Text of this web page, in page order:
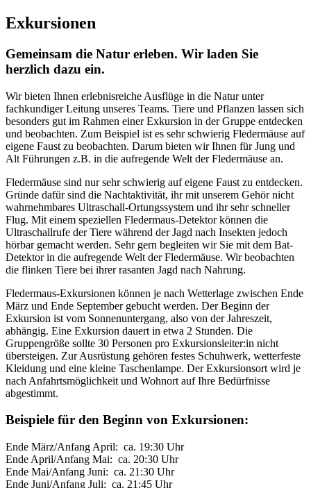
Exkursionen
Gemeinsam die Natur erleben. Wir laden Sie
herzlich dazu ein.
Wir bieten Ihnen erlebnisreiche Ausflüge in die Natur unter
fachkundiger Leitung unseres Teams. Tiere und Pflanzen lassen sich
besonders gut im Rahmen einer Exkursion in der Gruppe entdecken
und beobachten. Zum Beispiel ist es sehr schwierig Fledermäuse auf
eigene Faust zu beobachten. Darum bieten wir Ihnen für Jung und
Alt Führungen z.B. in die aufregende Welt der Fledermäuse an.
Fledermäuse sind nur sehr schwierig auf eigene Faust zu entdecken.
Gründe dafür sind die Nachtaktivität, ihr mit unserem Gehör nicht
wahrnehmbares Ultraschall-Ortungssystem und ihr sehr schneller
Flug. Mit einem speziellen Fledermaus-Detektor können die
Ultraschallrufe der Tiere während der Jagd nach Insekten jedoch
hörbar gemacht werden. Sehr gern begleiten wir Sie mit dem Bat-
Detektor in die aufregende Welt der Fledermäuse. Wir beobachten
die flinken Tiere bei ihrer rasanten Jagd nach Nahrung.
Fledermaus-Exkursionen können je nach Wetterlage zwischen Ende
März und Ende September gebucht werden. Der Beginn der
Exkursion ist vom Sonnenuntergang, also von der Jahreszeit,
abhängig. Eine Exkursion dauert in etwa 2 Stunden. Die
Gruppengröße sollte 30 Personen pro Exkursionsleiter:in nicht
übersteigen. Zur Ausrüstung gehören festes Schuhwerk, wetterfeste
Kleidung und eine kleine Taschenlampe. Der Exkursionsort wird je
nach Anfahrtsmöglichkeit und Wohnort auf Ihre Bedürfnisse
abgestimmt.
Beispiele für den Beginn von Exkursionen:
Ende März/Anfang April: ca. 19:30 Uhr
Ende April/Anfang Mai: ca. 20:30 Uhr
Ende Mai/Anfang Juni: ca. 21:30 Uhr
Ende Juni/Anfang Juli: ca. 21:45 Uhr